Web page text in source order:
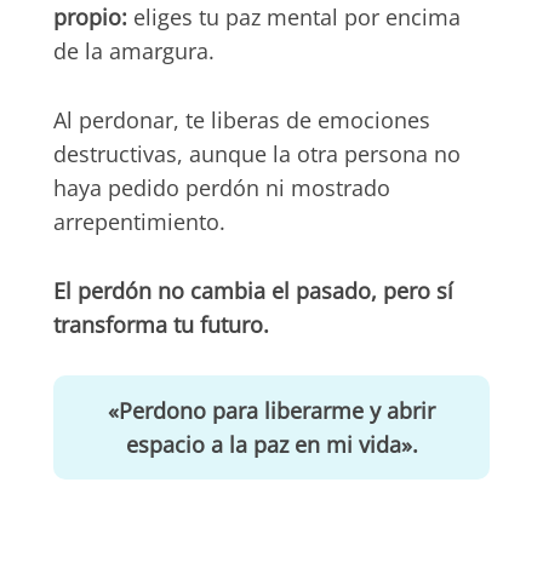
propio: eliges tu paz mental por encima
de la amargura.
Al perdonar, te liberas de emociones
destructivas, aunque la otra persona no
haya pedido perdón ni mostrado
arrepentimiento.
El perdón no cambia el pasado, pero sí
transforma tu futuro.
«Perdono para liberarme y abrir
espacio a la paz en mi vida».